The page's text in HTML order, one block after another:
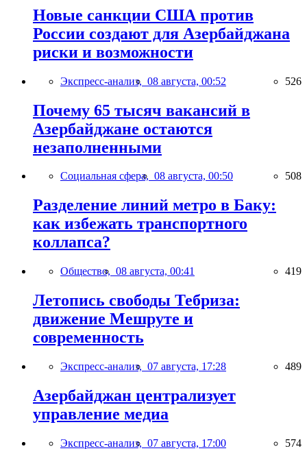
Новые санкции США против
России создают для Азербайджана
риски и возможности
Экспресс-анализ, 08 августа, 00:52 526
Почему 65 тысяч вакансий в
Азербайджане остаются
незаполненными
Социальная сфера, 08 августа, 00:50 508
Разделение линий метро в Баку:
как избежать транспортного
коллапса?
Общество, 08 августа, 00:41 419
Летопись свободы Тебриза:
движение Мешруте и
современность
Экспресс-анализ, 07 августа, 17:28 489
Азербайджан централизует
управление медиа
Экспресс-анализ, 07 августа, 17:00 574